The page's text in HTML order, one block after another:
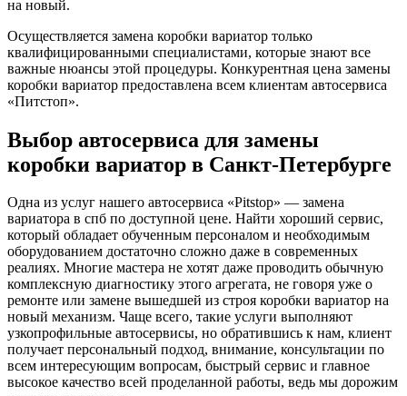
на новый.
Осуществляется замена коробки вариатор только
квалифицированными специалистами, которые знают все
важные нюансы этой процедуры. Конкурентная цена замены
коробки вариатор предоставлена всем клиентам автосервиса
«Питстоп».
Выбор автосервиса для замены
коробки вариатор в Санкт-Петербурге
Одна из услуг нашего автосервиса «Pitstop» — замена
вариатора в спб по доступной цене. Найти хороший сервис,
который обладает обученным персоналом и необходимым
оборудованием достаточно сложно даже в современных
реалиях. Многие мастера не хотят даже проводить обычную
комплексную диагностику этого агрегата, не говоря уже о
ремонте или замене вышедшей из строя коробки вариатор на
новый механизм. Чаще всего, такие услуги выполняют
узкопрофильные автосервисы, но обратившись к нам, клиент
получает персональный подход, внимание, консультации по
всем интересующим вопросам, быстрый сервис и главное
высокое качество всей проделанной работы, ведь мы дорожим